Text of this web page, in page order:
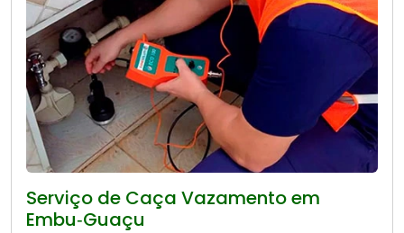
Serviço de Caça Vazamento em
Embu‑Guaçu